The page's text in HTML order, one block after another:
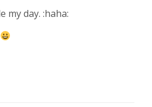
my day. :haha: